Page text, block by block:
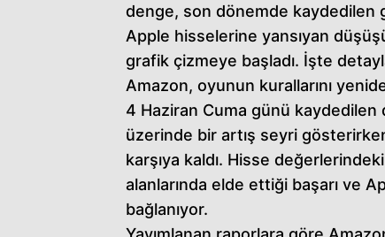
denge, son dönemde kaydedilen
Apple hisselerine yansıyan
grafik çizmeye başladı. İşte
Amazon, oyunun kurallarını
4 Haziran Cuma günü
üzerinde bir artış seyri
karşıya kaldı. Hisse
alanlarında elde ettiği başarı ve
bağlanıyor.